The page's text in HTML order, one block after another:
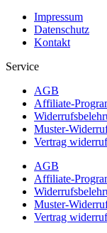
Impressum
Datenschutz
Kontakt
Service
AGB
Affiliate-
Muster-
Vertrag
AGB
Affiliate-
Muster-
Vertrag